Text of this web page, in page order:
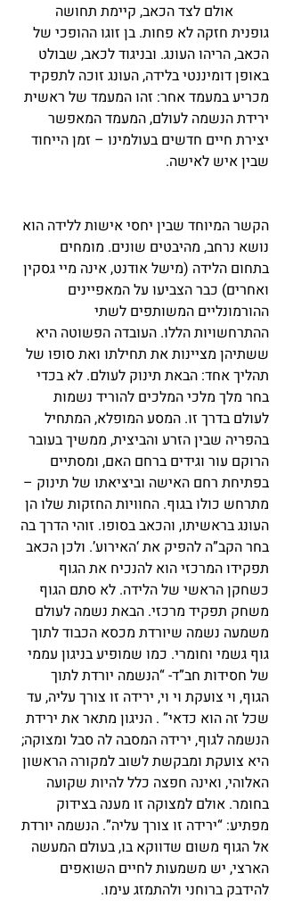
	אולם לצד הכאב, קיימת תחושה
גופנית חזקה לא פחות. בן זוגו ההופכי של
הכאב, הריהו העונג. ובניגוד לכאב, שבולט
באופן דומיננטי בלידה, העונג זוכה לתפקיד
מכריע במעמד אחר: זהו המעמד של ראשית
ירידת הנשמה לעולם, המעמד המאפשר
יצירת חיים חדשים בעולמינו – זמן הייחוד
שבין איש לאישה.
הקשר המיוחד שבין יחסי אישות ללידה הוא
נושא נרחב, מהיבטים שונים. מומחים
בתחום הלידה (מישל אודנט, אינה מיי גסקין
ואחרים) כבר הצביעו על המאפיינים
ההורמונליים המשותפים לשתי
ההתרחשויות הללו. העובדה הפשוטה היא
ששתיהן מציינות את תחילתו ואת סופו של
תהליך אחד: הבאת תינוק לעולם. לא בכדי
בחר מלך מלכי המלכים להוריד נשמות
לעולם בדרך זו. המסע המופלא, המתחיל
בהפריה שבין הזרע והביצית, ממשיך בעובר
הרוקם עור וגידים ברחם האם, ומסתיים
בפתיחת רחם האישה וביציאתו של תינוק –
מתרחש כולו בגוף. החוויות החזקות שלו הן
העונג בראשיתו, והכאב בסופו. זוהי הדרך בה
בחר הקב”ה להפיק את ‘האירוע’. ולכן הכאב
תפקידו המרכזי הוא להנכיח את הגוף
כשחקן הראשי של הלידה. לא סתם הגוף
משחק תפקיד מרכזי. הבאת נשמה לעולם
משמעה נשמה שיורדת מכסא הכבוד לתוך
גוף גשמי וחומרי. כמו שמופיע בניגון עממי
של חסידות חב”ד- “הנשמה יורדת לתוך
הגוף, וי צועקת וי וי, ירידה זו צורך עליה, עד
שכל זה הוא כדאי” . הניגון מתאר את ירידת
הנשמה לגוף, ירידה המסבה לה סבל ומצוקה;
היא צועקת ומבקשת לשוב למקורה הראשון
האלוהי, ואינה חפצה כלל להיות שקועה
בחומר. אולם למצוקה זו מענה בצידוק
מפתיע: “ירידה זו צורך עליה”. הנשמה יורדת
אל הגוף משום שדווקא בו, בעולם המעשה
הארצי, יש משמעות לחיים השואפים
להידבק ברוחני ולהתמזג עימו.